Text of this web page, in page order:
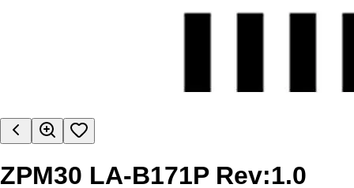
ZPM30 LA-B171P Rev:1.0